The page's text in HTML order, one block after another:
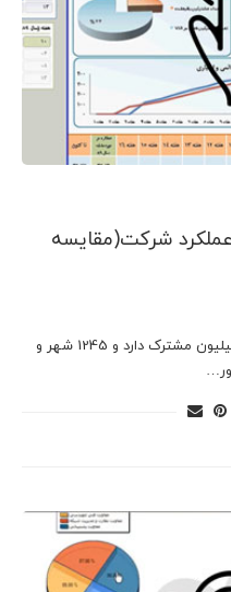
شرکت(مقایسه
شرکت ارتباطات سیار ایران حدود 68.5 میلیون مشترک دارد و 1245 شهر و